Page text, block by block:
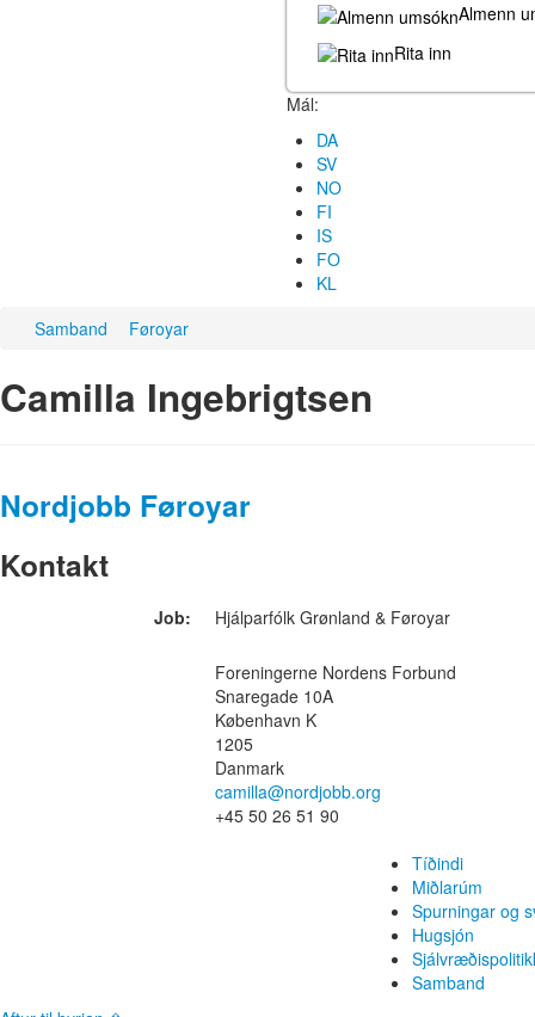
Almenn
Rita inn
Mál:
DA
SV
NO
FI
IS
FO
KL
Samband
Føroyar
Camilla Ingebrigtsen
Nordjobb Føroyar
Kontakt
Job: Hjálparfólk Grønland & Føroyar
Foreningerne Nordens Forbund
Snaregade 10A
København K
1205
Danmark
camilla@nordjobb.org
+45 50 26 51 90
Tíðindi
Miðlarúm
Spurningar og
Hugsjón
Samband